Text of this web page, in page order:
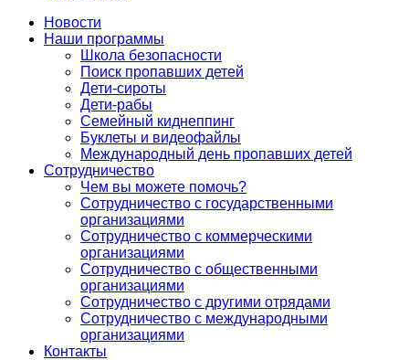
Новости
Наши программы
Школа безопасности
Поиск пропавших детей
Дети-сироты
Дети-рабы
Семейный киднеппинг
Буклеты и видеофайлы
Международный день пропавших детей
Сотрудничество
Чем вы можете помочь?
Сотрудничество с государственными
организациями
Сотрудничество с коммерческими
организациями
Сотрудничество с общественными
организациями
Сотрудничество с другими отрядами
Сотрудничество с международными
организациями
Контакты